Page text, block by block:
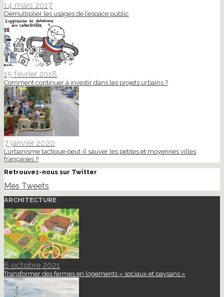
14 mars 2017
Démultiplier les usages de l’espace public
15 février 2018
Comment continuer à investir dans les projets urbains ?
7 janvier 2020
L’urbanisme tactique peut-il sauver les petites et moyennes villes
françaises ?
Retrouvez-nous sur Twitter
Mes Tweets
ARCHITECTURE
6 octobre 2021
Transformer des fermes en logements « sociaux et paysans »